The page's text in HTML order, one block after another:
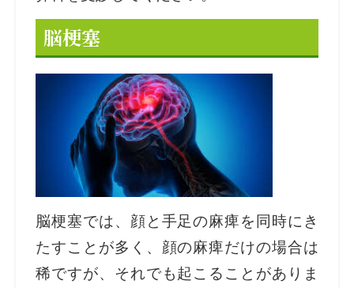
脳梗塞
脳梗塞では、 顔と手足の麻痺を同時にき
たすことが多く、顔の麻痺だけの場合は
稀ですが、それでも起こることがありま